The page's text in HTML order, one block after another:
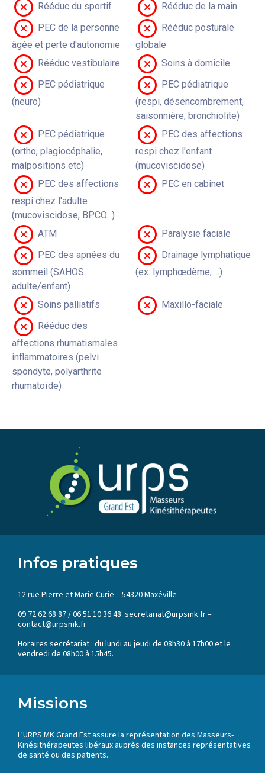
Rééduc du sportif
Rééduc de la main
PEC de la personne
âgée et perte d'autonomie
Rééduc posturale
globale
Rééduc vestibulaire
Soins à domicile
PEC pédiatrique
(neuro)
PEC pédiatrique
(respi, désencombrement,
saisonnière, bronchiolite)
PEC pédiatrique
(ortho, plagiocéphalie,
malpositions etc)
PEC des affections
respi chez l'enfant
(mucoviscidose)
PEC des affections
respi chez l'adulte
(mucoviscidose, BPCO...)
PEC en cabinet
ATM
Paralysie faciale
PEC des apnées du
sommeil (SAHOS
adulte/enfant)
Drainage lymphatique
(ex: lymphœdème, ...)
Soins palliatifs
Maxillo-faciale
Rééduc des
affections rhumatismales
inflammatoires (pelvi
spondyte, polyarthrite
rhumatoïde)
Infos pratiques
12 rue Pierre et Marie Curie – 54320 Maxéville
09 72 62 68 87 / 06 51 10 36 48 secretariat@urpsmk.fr –
contact@urpsmk.fr
Horaires secrétariat : du lundi au jeudi de 08h30 à 17h00 et le
vendredi de 08h00 à 15h45.
Missions
L’URPS MK Grand Est assure la représentation des Masseurs-
Kinésithérapeutes libéraux auprès des instances représentatives
de santé ou des patients.